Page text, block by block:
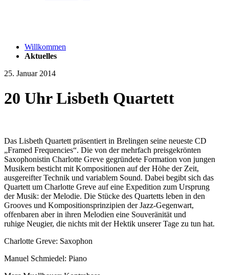
Willkommen
Aktuelles
25. Januar 2014
20 Uhr Lisbeth Quartett
Das Lisbeth Quartett präsentiert in Brelingen seine neueste CD
„Framed Frequencies“. Die von der mehrfach preisgekrönten
Saxophonistin Charlotte Greve gegründete Formation von jungen
Musikern besticht mit Kompositionen auf der Höhe der Zeit,
ausgereifter Technik und variablem Sound. Dabei begibt sich das
Quartett um Charlotte Greve auf eine Expedition zum Ursprung
der Musik: der Melodie. Die Stücke des Quartetts leben in den
Grooves und Kompositionsprinzipien der Jazz-Gegenwart,
offenbaren aber in ihren Melodien eine Souveränität und
ruhige Neugier, die nichts mit der Hektik unserer Tage zu tun hat.
Charlotte Greve: Saxophon
Manuel Schmiedel: Piano